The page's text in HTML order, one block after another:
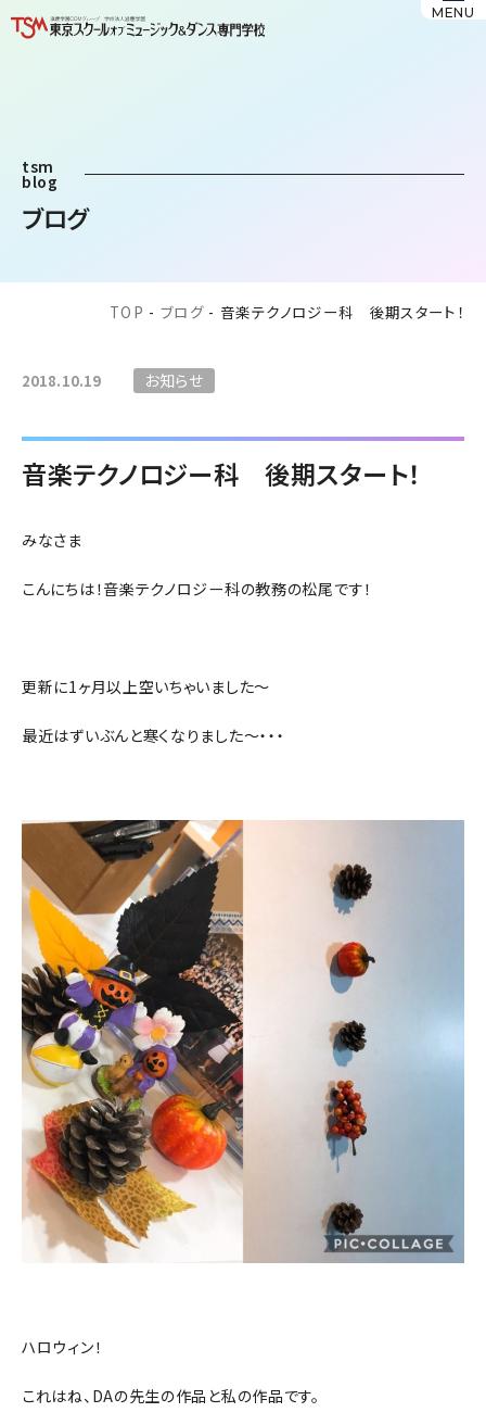
MENU
tsm
blog
ブログ
TOP -ブログ - 音楽テクノロジー科 後期スタート！
2018.10.19 お知らせ
音楽テクノロジー科 後期スタート！
みなさま
こんにちは！音楽テクノロジー科の教務の松尾です！
更新に1ヶ月以上空いちゃいました～
最近はずいぶんと寒くなりました～・・・
ハロウィン！
これはね、DAの先生の作品と私の作品です。